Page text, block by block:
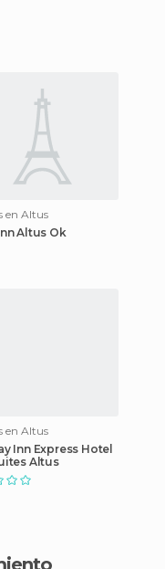
en Altus
Altus Ok
en Altus
Inn Express Hotel
Altus